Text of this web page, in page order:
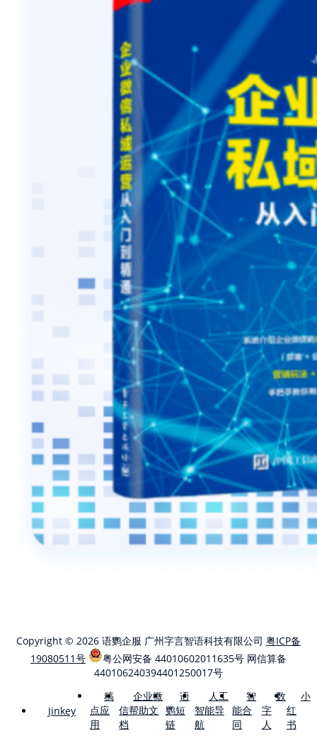
Copyright © 2026 语鹦企服 广州字言智语科技有限公司 粤ICP备
19080511号
粤公网安备 44010602011635号 网信算备
440106240394401250017号
Jinkey
稿
点应
用
企业微
信帮助文
档
语
鹦短
链
人工
智能导
航
智
能合
同
数
字
人
小
红
书